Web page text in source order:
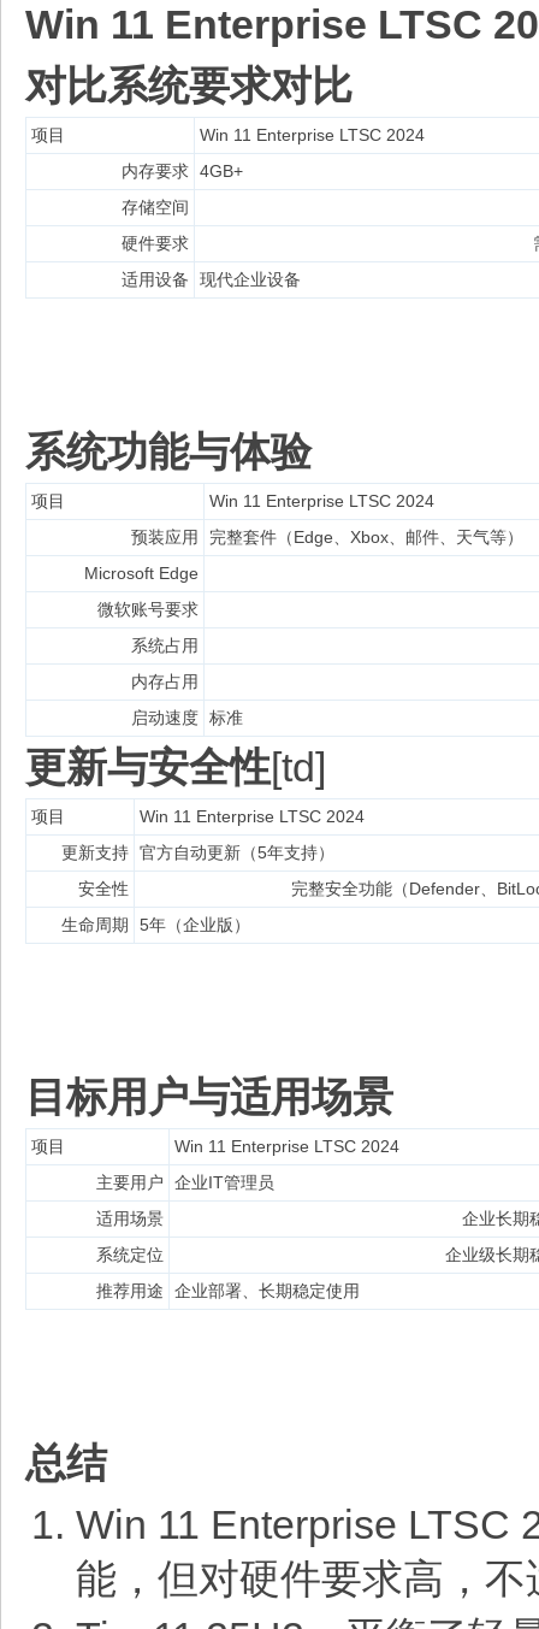
Win 11 Enterprise LTSC
对比系统要求对比
项目
Win 11 Enterprise LTSC 2024
内存要求 4GB+
存储空间
硬件要求
适用设备
现代企业设备
系统功能与体验
项目
Win 11 Enterprise LTSC 2024
预装应用
完整套件（Edge、Xbox、邮件、天气等）
Microsoft Edge
微软账号要求
系统占用
内存占用
启动速度 标准
更新与安全性[td]
项目
Win 11 Enterprise LTSC 2024
更新支持 官方自动更新（5年支持）
安全性
完整安全功能（Defender、
生命周期
5年（企业版）
目标用户与适用场景
项目
Win 11 Enterprise LTSC 2024
主要用户
企业IT管理员
适用场景
企业长期
系统定位
企业级长期
推荐用途
企业部署、长期稳定使用
总结
Win 11 Enterprise LTSC
能，但对硬件要求高，